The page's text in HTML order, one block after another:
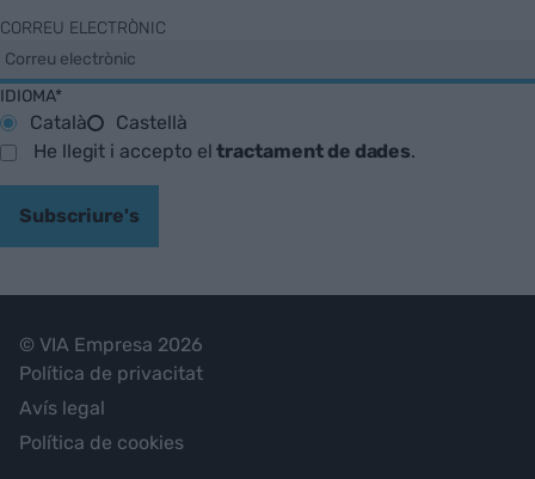
CORREU ELECTRÒNIC
IDIOMA*
Català
Castellà
He llegit i accepto eltractament de dades.
Subscriure's
© VIA Empresa 2026
Política de privacitat
Avís legal
Política de cookies